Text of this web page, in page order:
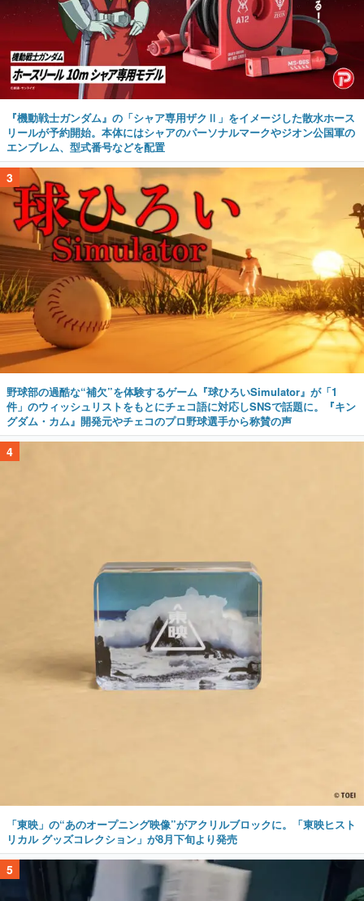
『機動戦士ガンダム』の「シャア専用ザクⅡ」をイメージした散水ホース
リールが予約開始。本体にはシャアのパーソナルマークやジオン公国軍の
エンブレム、型式番号などを配置
3
野球部の過酷な“補欠”を体験するゲーム『球ひろいSimulator』が「1
件」のウィッシュリストをもとにチェコ語に対応しSNSで話題に。『キン
グダム・カム』開発元やチェコのプロ野球選手から称賛の声
4
「東映」の“あのオープニング映像”がアクリルブロックに。「東映ヒスト
リカル グッズコレクション」が8月下旬より発売
5